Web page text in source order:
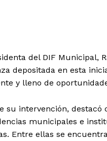
del DIF Municipal,
depositada en esta
y lleno de
su intervención,
municipales e
Entre ellas se